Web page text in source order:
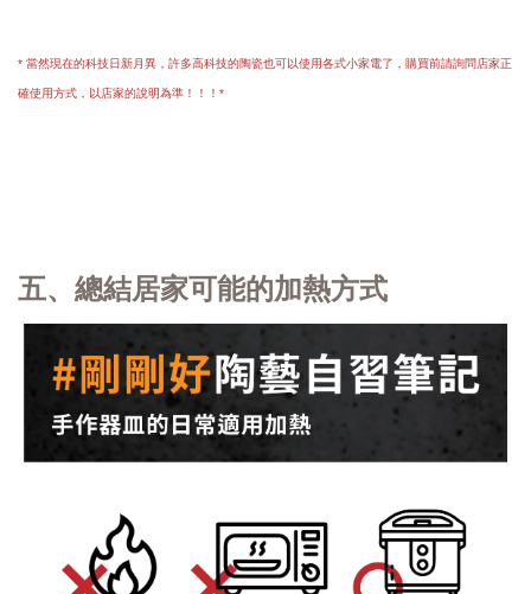
* 當然現在的科技日新月異，許多高科技的陶瓷也可以使用各式小家電了，購買前請詢問店家正
確使用方式，以店家的說明為準！！！*
五、總結居家可能的加熱方式